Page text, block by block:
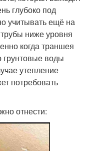
глубоко под
учитывать ещё на
ниже уровня
когда траншея
грунтовые воды
утепление
потребовать
отнести: